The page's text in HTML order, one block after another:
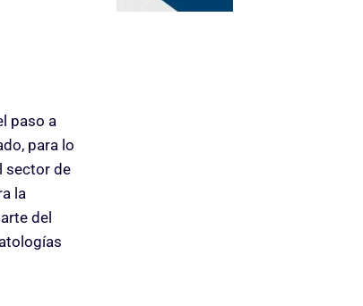
paso a
para lo
sector de
la
del